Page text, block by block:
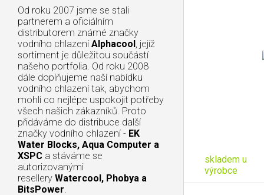
Od roku 2007 jsme se stali
partnerem a oficiálním
distributorem známé značky
vodního chlazení Alphacool, jejíž
sortiment je důležitou součástí
našeho portfolia. Od roku 2008
dále doplňujeme naší nabídku
vodního chlazení tak, abychom
mohli co nejlépe uspokojit potřeby
všech našich zákazníků. Proto
přidáváme do distribuce další
značky vodního chlazení - EK
Water Blocks, Aqua Computer a
XSPC a stáváme se
autorizovanými
resellery Watercool, Phobya a
BitsPower.
skladem u
výrobce